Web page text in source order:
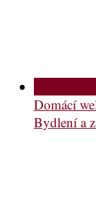
Domácí
Bydlení a